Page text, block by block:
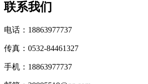
联系我们
电话：18863977737
传真：0532-84461327
手机：18863977737